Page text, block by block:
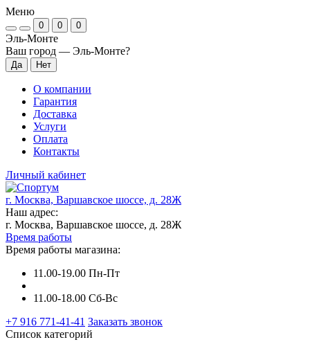
Меню
0 0 0
Эль-Монте
Ваш город — Эль-Монте?
О компании
Гарантия
Доставка
Услуги
Оплата
Контакты
Личный кабинет
г. Москва, Варшавское шоссе, д. 28Ж
Наш адрес:
г. Москва, Варшавское шоссе, д. 28Ж
Время работы
Время работы магазина:
11.00-19.00 Пн-Пт
11.00-18.00 Сб-Вс
+7 916 771-41-41 Заказать звонок
Список категорий